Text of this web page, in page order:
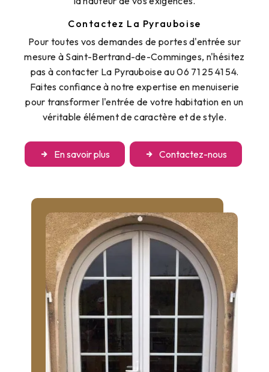
Contactez La Pyrauboise
Pour toutes vos demandes de portes d'entrée sur
mesure à Saint-Bertrand-de-Comminges, n'hésitez
pas à contacter La Pyrauboise au 06 71 25 41 54.
Faites confiance à notre expertise en menuiserie
pour transformer l'entrée de votre habitation en un
véritable élément de caractère et de style.
En savoir plus Contactez-nous